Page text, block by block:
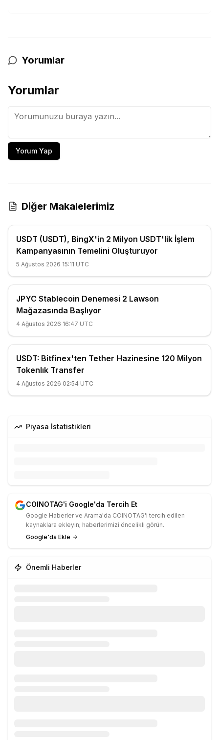
Yorumlar
Yorumlar
Yorum Yap
Diğer Makalelerimiz
USDT (USDT), BingX'in 2 Milyon USDT'lik İşlem
Kampanyasının Temelini Oluşturuyor
5 Ağustos 2026 15:11 UTC
JPYC Stablecoin Denemesi 2 Lawson
Mağazasında Başlıyor
4 Ağustos 2026 16:47 UTC
USDT: Bitfinex'ten Tether Hazinesine 120 Milyon
Tokenlık Transfer
4 Ağustos 2026 02:54 UTC
Piyasa İstatistikleri
COINOTAG'i Google'da Tercih Et
Google Haberler ve Arama'da COINOTAG'i tercih edilen
kaynaklara ekleyin; haberlerimizi öncelikli görün.
Google'da Ekle
Önemli Haberler